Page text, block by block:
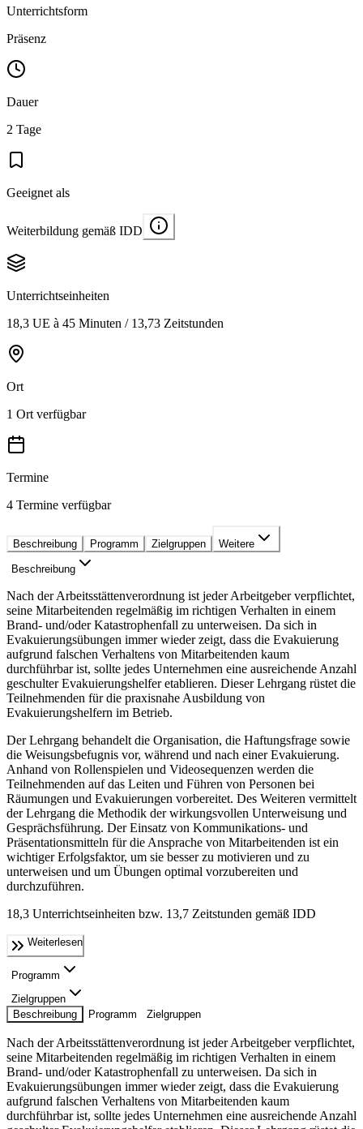
Unterrichtsform
Präsenz
Dauer
2 Tage
Geeignet als
Weiterbildung gemäß IDD
Unterrichtseinheiten
18,3 UE à 45 Minuten / 13,73 Zeitstunden
Ort
1 Ort verfügbar
Termine
4 Termine verfügbar
Beschreibung Programm Zielgruppen Weitere
Beschreibung
Nach der Arbeitsstättenverordnung ist jeder Arbeitgeber verpflichtet,
seine Mitarbeitenden regelmäßig im richtigen Verhalten in einem
Brand- und/oder Katastrophenfall zu unterweisen. Da sich in
Evakuierungsübungen immer wieder zeigt, dass die Evakuierung
aufgrund falschen Verhaltens von Mitarbeitenden kaum
durchführbar ist, sollte jedes Unternehmen eine ausreichende Anzahl
geschulter Evakuierungshelfer etablieren. Dieser Lehrgang rüstet die
Teilnehmenden für die praxisnahe Ausbildung von
Evakuierungshelfern im Betrieb.
Der Lehrgang behandelt die Organisation, die Haftungsfrage sowie
die Weisungsbefugnis vor, während und nach einer Evakuierung.
Anhand von Rollenspielen und Videosequenzen werden die
Teilnehmenden auf das Leiten und Führen von Personen bei
Räumungen und Evakuierungen vorbereitet. Des Weiteren vermittelt
der Lehrgang die Methodik der wirkungsvollen Unterweisung und
Gesprächsführung. Der Einsatz von Kommunikations- und
Präsentationsmitteln für die Ansprache von Mitarbeitenden ist ein
wichtiger Erfolgsfaktor, um sie besser zu motivieren und zu
unterweisen und um Übungen optimal vorzubereiten und
durchzuführen.
18,3 Unterrichtseinheiten bzw. 13,7 Zeitstunden gemäß IDD
Weiterlesen
Programm
Zielgruppen
Beschreibung
Programm Zielgruppen
Nach der Arbeitsstättenverordnung ist jeder Arbeitgeber verpflichtet,
seine Mitarbeitenden regelmäßig im richtigen Verhalten in einem
Brand- und/oder Katastrophenfall zu unterweisen. Da sich in
Evakuierungsübungen immer wieder zeigt, dass die Evakuierung
aufgrund falschen Verhaltens von Mitarbeitenden kaum
durchführbar ist, sollte jedes Unternehmen eine ausreichende Anzahl